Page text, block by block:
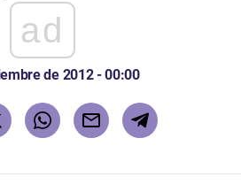
ad
de 2012 - 00:00